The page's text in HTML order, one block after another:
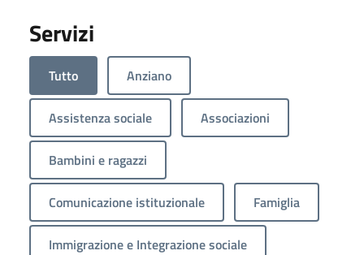
Servizi
Tutto Anziano
Assistenza sociale Associazioni
Bambini e ragazzi
Comunicazione istituzionale Famiglia
Immigrazione e Integrazione sociale